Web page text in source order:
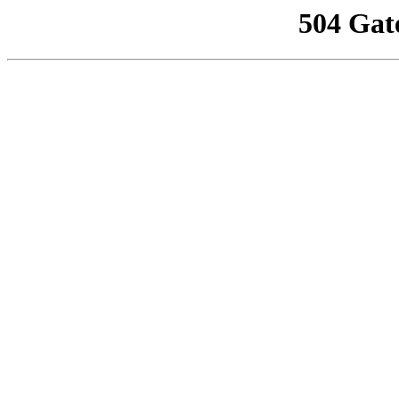
504